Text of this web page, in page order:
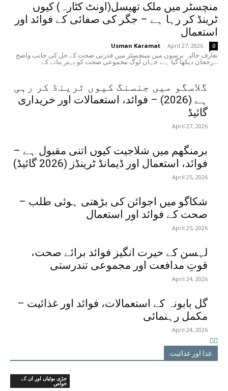
منچسٹر میں ملک تھیسل(اونٹ کٹارہ) کیوں
ٹرینڈ کر رہا ہے – جگر کی صفائی کے فوائد اور
استعمال
Usman Karamat - April 27, 2026 0
تعارف حالیہ برسوں میں مینچسٹر میں قدرتی صحت کے حل کی جانب واضح
رجحان دیکھا گیا ہے، جہاں لوگ مجموعی صحت کو بہتر بنانے کے...
گلاسگو میں جنسنگ کیوں ٹرینڈ کر رہی
ہے (2026) – فوائد، استعمالات اور خریداری
گائیڈ
April 27, 2026
برمنگھم میں شلاجیت کیوں اتنی مقبول ہے –
فوائد، استعمال اور ڈیمانڈ ٹرینڈز (2026 گائیڈ)
April 25, 2026
شکاگو میں اجوائن کی بڑھتی ہوئی طلب –
صحت کے فوائد اور استعمال
April 25, 2026
لہسن کے حیرت انگیز فوائد برائے صحت،
قوتِ مدافعت اور مجموعی تندرستی
April 24, 2026
گل بابونہ کے استعمالات، فوائد اور غذائیت –
مکمل رہنمائی
April 24, 2026
غذا اور غذائیت
جڑی بوٹیاں اور ان کے
خواص